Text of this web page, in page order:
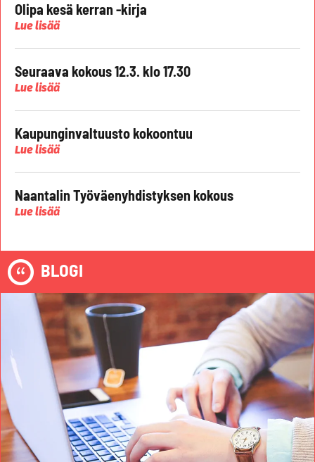
Olipa kesä kerran -kirja
Lue lisää
Seuraava kokous 12.3. klo 17.30
Lue lisää
Kaupunginvaltuusto kokoontuu
Lue lisää
Naantalin Työväenyhdistyksen kokous
Lue lisää
BLOGI